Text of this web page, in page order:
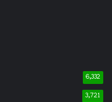
6,332
3,721